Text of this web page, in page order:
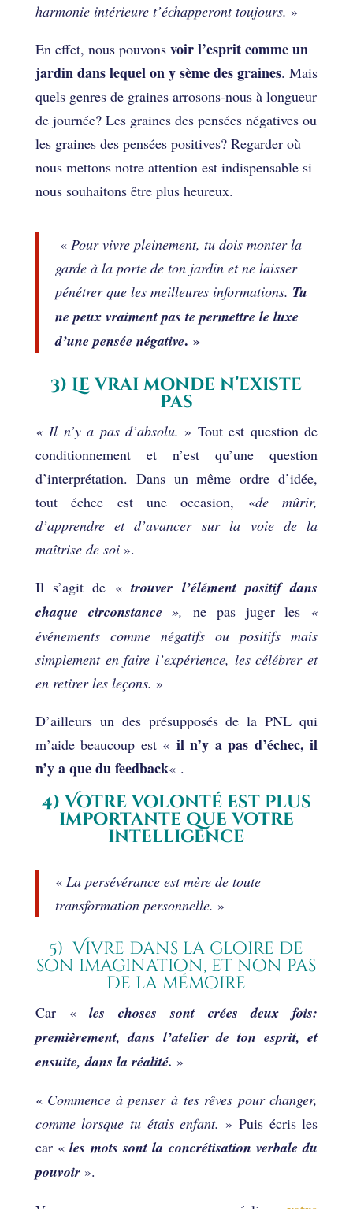
harmonie intérieure t’échapperont toujours. »
En effet, nous pouvons voir l’esprit comme un
jardin dans lequel on y sème des graines. Mais
quels genres de graines arrosons-nous à longueur
de journée? Les graines des pensées négatives ou
les graines des pensées positives? Regarder où
nous mettons notre attention est indispensable si
nous souhaitons être plus heureux.
« Pour vivre pleinement, tu dois monter la
garde à la porte de ton jardin et ne laisser
pénétrer que les meilleures informations. Tu
ne peux vraiment pas te permettre le luxe
d’une pensée négative. »
3) Le vrai monde n’existe
pas
« Il n’y a pas d’absolu. » Tout est question de
conditionnement et n’est qu’une question
d’interprétation. Dans un même ordre d’idée,
tout échec est une occasion, «de mûrir,
d’apprendre et d’avancer sur la voie de la
maîtrise de soi ».
Il s’agit de «trouver l’élément positif dans
chaque circonstance»,ne pas juger les «
événements comme négatifs ou positifs mais
simplement en faire l’expérience, les célébrer et
en retirer les leçons. »
D’ailleurs un des présupposés de la PNL qui
m’aide beaucoup est « il n’y a pas d’échec, il
n’y a que du feedback« .
4) Votre volonté est plus
importante que votre
intelligence
« La persévérance est mère de toute
transformation personnelle. »
5) Vivre dans la gloire de
son imagination, et non pas
de la mémoire
Car «les choses sont crées deux fois:
premièrement, dans l’atelier de ton esprit, et
ensuite, dans la réalité. »
« Commence à penser à tes rêves pour changer,
comme lorsque tu étais enfant. » Puis écris les
car «les mots sont la concrétisation verbale du
pouvoir ».